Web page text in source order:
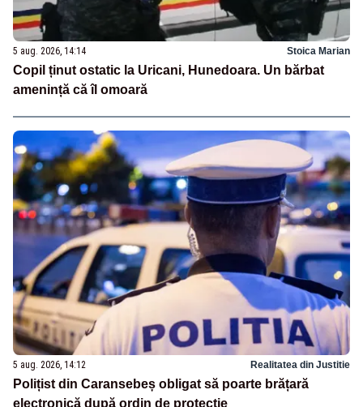
5 aug. 2026, 14:14 Stoica Marian
Copil ținut ostatic la Uricani, Hunedoara. Un bărbat
amenință că îl omoară
5 aug. 2026, 14:12 Realitatea din Justitie
Polițist din Caransebeș obligat să poarte brățară
electronică după ordin de protecție